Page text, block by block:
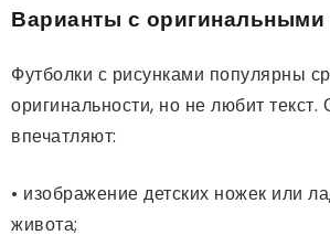
Варианты с оригинальными
Футболки с рисунками популярны
оригинальности, но не любит текст.
впечатляют:
• изображение детских ножек или
живота;